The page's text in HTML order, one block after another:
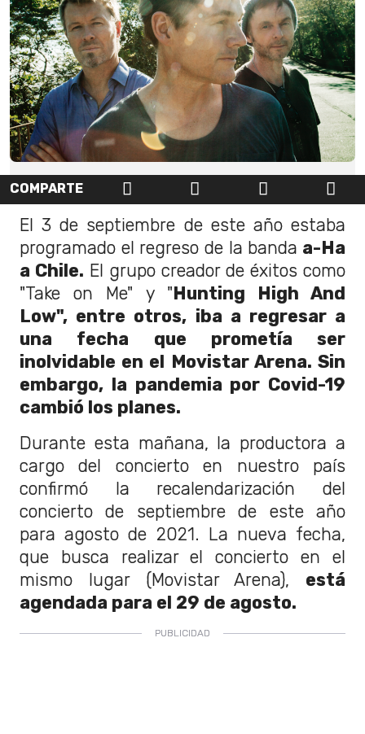
COMPARTE
El 3 de septiembre de este año estaba
programado el regreso de la banda a-Ha
a Chile. El grupo creador de éxitos como
"Take on Me" y "Hunting High And
Low", entre otros, iba a regresar a
una fecha que prometía ser
inolvidable en el Movistar Arena. Sin
embargo, la pandemia por Covid-19
cambió los planes.
Durante esta mañana, la productora a
cargo del concierto en nuestro país
confirmó la recalendarización del
concierto de septiembre de este año
para agosto de 2021. La nueva fecha,
que busca realizar el concierto en el
mismo lugar (Movistar Arena), está
agendada para el 29 de agosto.